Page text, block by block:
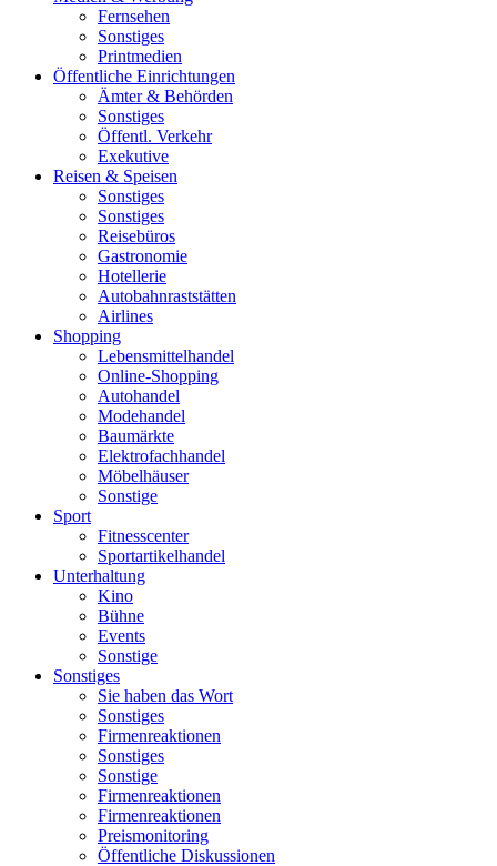
Fernsehen
Sonstiges
Printmedien
Öffentliche Einrichtungen
Ämter & Behörden
Sonstiges
Öffentl. Verkehr
Exekutive
Reisen & Speisen
Sonstiges
Sonstiges
Reisebüros
Gastronomie
Hotellerie
Autobahnraststätten
Airlines
Shopping
Lebensmittelhandel
Online-Shopping
Autohandel
Modehandel
Baumärkte
Elektrofachhandel
Möbelhäuser
Sonstige
Sport
Fitnesscenter
Sportartikelhandel
Unterhaltung
Kino
Bühne
Events
Sonstige
Sonstiges
Sie haben das Wort
Sonstiges
Firmenreaktionen
Sonstiges
Sonstige
Firmenreaktionen
Firmenreaktionen
Preismonitoring
Öffentliche Diskussionen